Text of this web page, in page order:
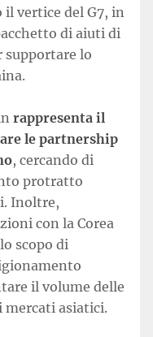
vertice del G7, in
di aiuti di
supportare lo
rappresenta il
le partnership
, cercando di
protratto
Inoltre,
con la Corea
scopo di
il volume delle
asiatici.